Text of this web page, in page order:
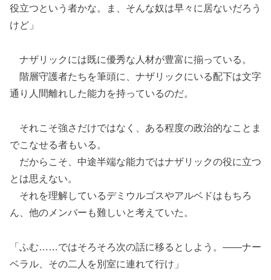
役立つという者かな。ま、そんな奴は早々に居ないだろう
けど」
ナザリックには既に優秀な人材が豊富に揃っている。
階層守護者たちを筆頭に、ナザリックにいる配下は文字
通り人間離れした能力を持っているのだ。
それこそ強さだけではなく、ある程度の政治的なことま
でこなせる者もいる。
だからこそ、中途半端な能力ではナザリックの役に立つ
とは思えない。
それを理解しているデミウルゴスやアルベドはもちろ
ん、他のメンバーも難しいと考えていた。
「ふむ……ではそろそろ次の話に移るとしよう。――ナー
ベラル、その二人を別室に連れて行け」